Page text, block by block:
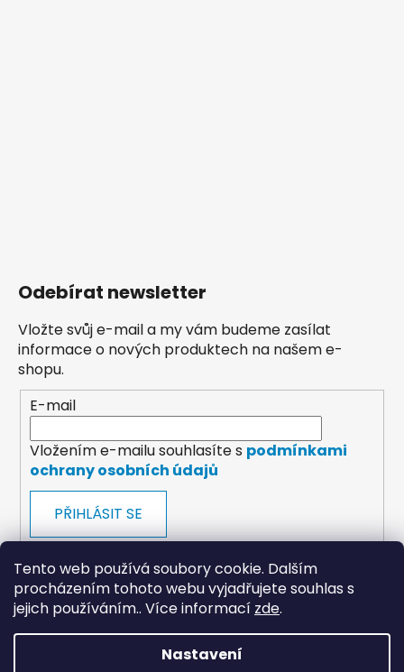
Tento web používá soubory cookie. Dalším
procházením tohoto webu vyjadřujete souhlas s
jejich používáním.. Více informací zde.
Nastavení
Odebírat newsletter
Vložte svůj e-mail a my vám budeme zasílat
informace o nových produktech na našem e-
shopu.
E-mail
Vložením e-mailu souhlasíte s podmínkami
ochrany osobních údajů
PŘIHLÁSIT SE
payments